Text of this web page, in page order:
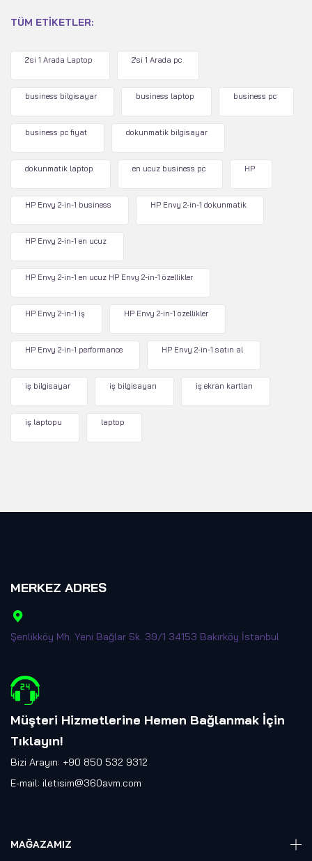
TÜM ETIKETLER:
2'si 1 Arada Laptop 2'si 1 Arada pc
business bilgisayar business laptop business pc
business pc fiyat dokunmatik bilgisayar
dokunmatik laptop en ucuz business pc HP
HP Envy 2-in-1 business HP Envy 2-in-1 dokunmatik
HP Envy 2-in-1 en ucuz
HP Envy 2-in-1 en ucuz HP Envy 2-in-1 özellikler
HP Envy 2-in-1 iş HP Envy 2-in-1 özellikler
HP Envy 2-in-1 performance HP Envy 2-in-1 satın al
iş bilgisayar iş bilgisayarı iş ekran kartları
iş laptopu laptop
MERKEZ ADRES
Şenlikköy Mh. Yeni Bağlar Sk. 39/1 34153 Bakırköy İstanbul
Müşteri Hizmetlerine Hemen Bağlanmak İçin
Tıklayın!
Bizi Arayın: +90 850 532 9312
E-mail: iletisim@360avm.com
MAĞAZAMIZ